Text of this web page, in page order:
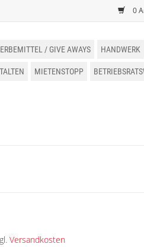
0
/ GIVE AWAYS HANDWERK
MIETENSTOPP
Versandkosten